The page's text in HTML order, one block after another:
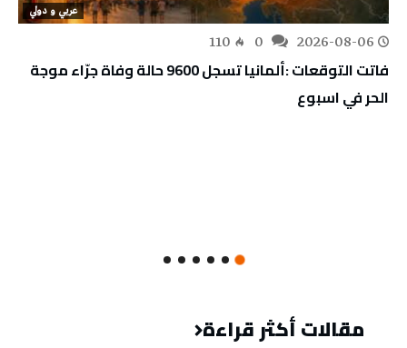
عربي و دولي
2026-08-06
110
فاتت التوقعات :ألمانيا تسجل 9600 حالة وفاة جرّاء موجة
الحر في اسبوع
مقالات أكثر قراءة